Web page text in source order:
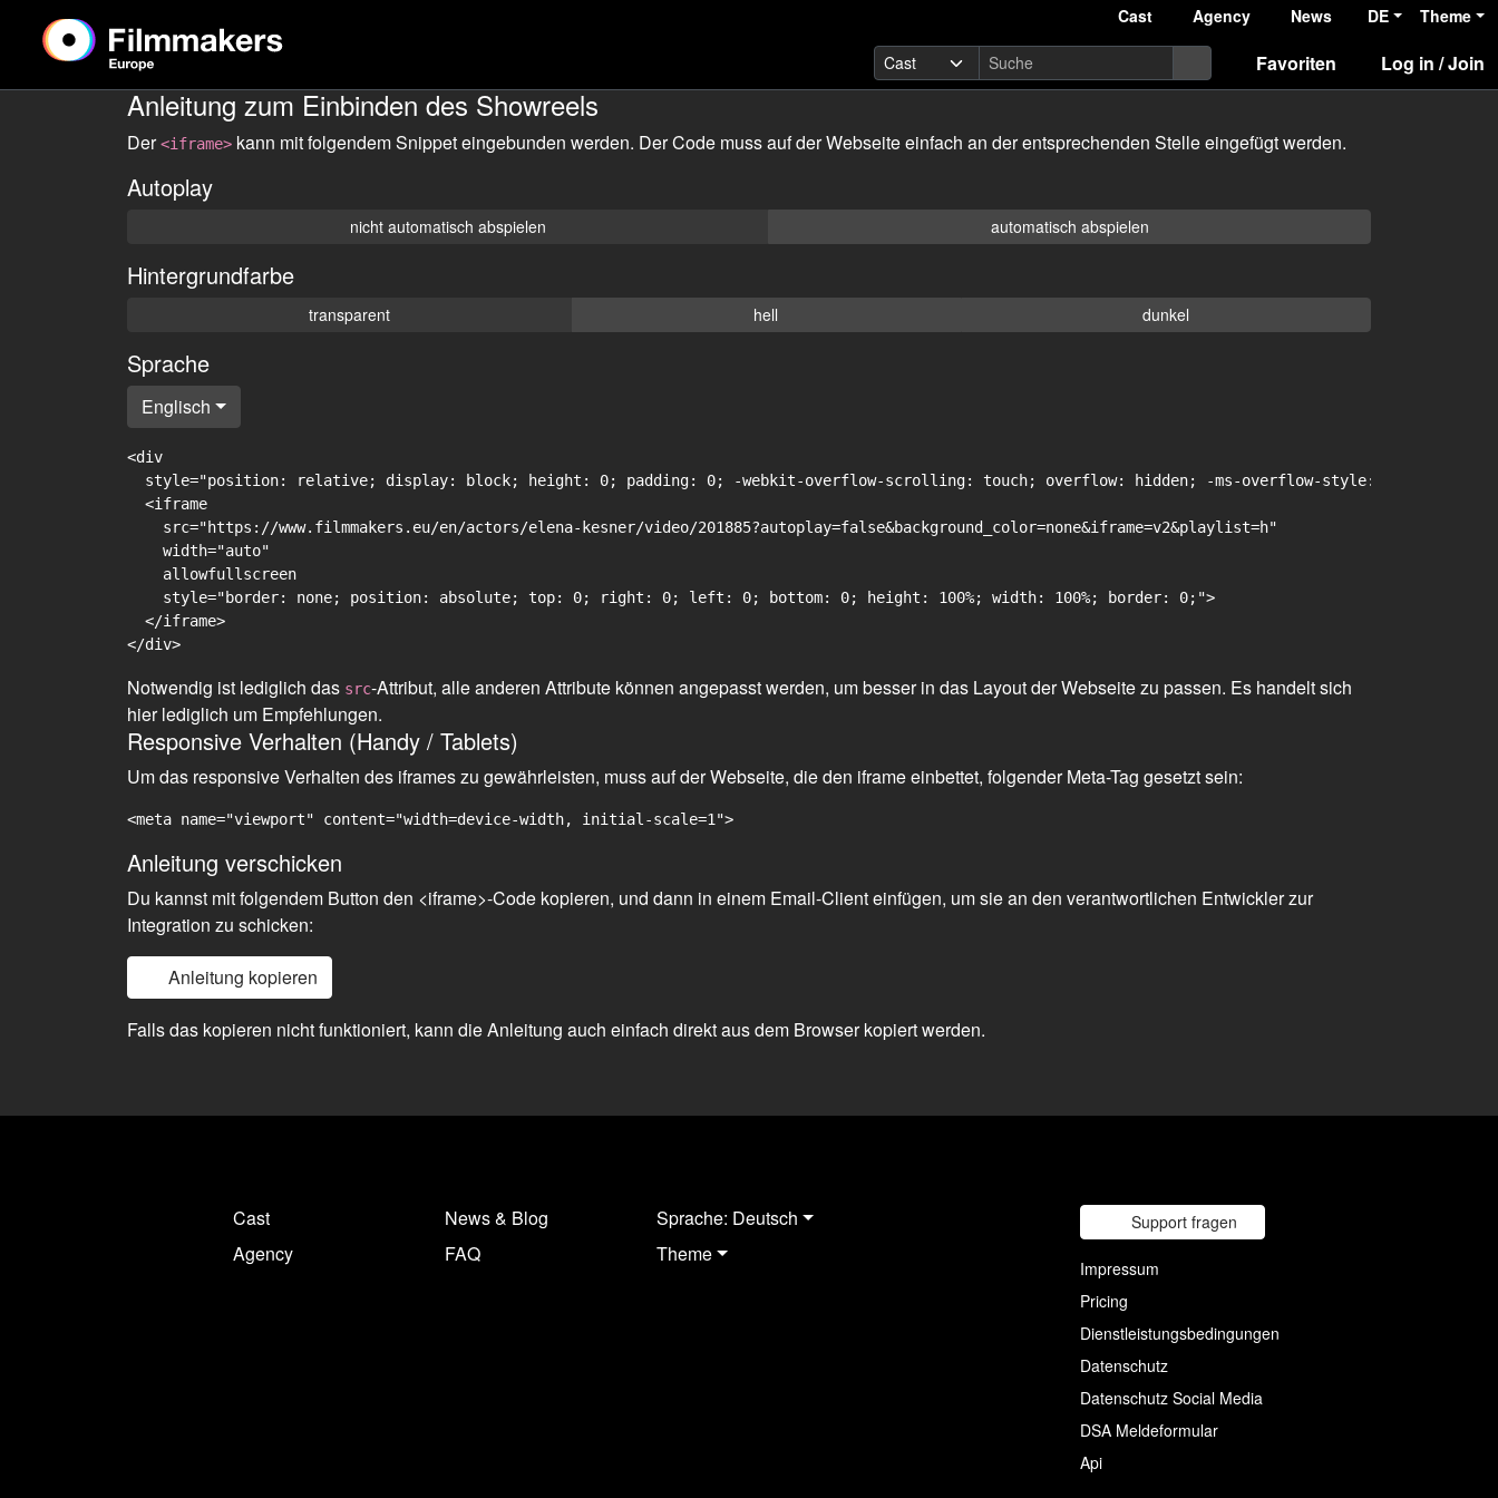
Cast Agency News DE Theme
Favoriten Log in / Join
Anleitung zum Einbinden des Showreels
Der<iframe> kann mit folgendem Snippet eingebunden werden. Der Code muss auf der Webseite einfach an der entsprechenden Stelle eingefügt werden.
Autoplay
nicht automatisch abspielen automatisch abspielen
Hintergrundfarbe
transparent hell dunkel
Sprache
Englisch
<div
style="position: relative; display: block; height: 0; padding: 0; -webkit-overflow-scrolling: touch; overflow: hidden; -ms-overflow-style: -ms-
  <iframe
    src="https://www.filmmakers.eu/en/actors/elena-kesner/video/201885?autoplay=false&background_color=none&iframe=v2&playlist=h"
    width="auto"
    allowfullscreen
    style="border: none; position: absolute; top: 0; right: 0; left: 0; bottom: 0; height: 100%; width: 100%; border: 0;">
  </iframe>
Notwendig ist lediglich das src-Attribut, alle anderen Attribute können angepasst werden, um besser in das Layout der Webseite zu passen. Es handelt sich
hier lediglich um Empfehlungen.
Responsive Verhalten (Handy / Tablets)
Um das responsive Verhalten des iframes zu gewährleisten, muss auf der Webseite, die den iframe einbettet, folgender Meta-Tag gesetzt sein:
<meta name="viewport" content="width=device-width, initial-scale=1">
Anleitung verschicken
Du kannst mit folgendem Button den <iframe>-Code kopieren, und dann in einem Email-Client einfügen, um sie an den verantwortlichen Entwickler zur
Integration zu schicken:
Anleitung kopieren
Falls das kopieren nicht funktioniert, kann die Anleitung auch einfach direkt aus dem Browser kopiert werden.
Cast
Agency
News & Blog
FAQ
Sprache: Deutsch
Theme
Support fragen
Impressum
Pricing
Dienstleistungsbedingungen
Datenschutz
Datenschutz Social Media
DSA Meldeformular
Api